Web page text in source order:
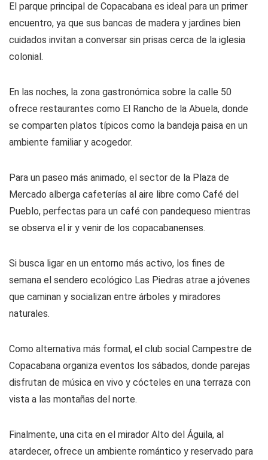
El parque principal de Copacabana es ideal para un primer
encuentro, ya que sus bancas de madera y jardines bien
cuidados invitan a conversar sin prisas cerca de la iglesia
colonial.
En las noches, la zona gastronómica sobre la calle 50
ofrece restaurantes como El Rancho de la Abuela, donde
se comparten platos típicos como la bandeja paisa en un
ambiente familiar y acogedor.
Para un paseo más animado, el sector de la Plaza de
Mercado alberga cafeterías al aire libre como Café del
Pueblo, perfectas para un café con pandequeso mientras
se observa el ir y venir de los copacabanenses.
Si busca ligar en un entorno más activo, los fines de
semana el sendero ecológico Las Piedras atrae a jóvenes
que caminan y socializan entre árboles y miradores
naturales.
Como alternativa más formal, el club social Campestre de
Copacabana organiza eventos los sábados, donde parejas
disfrutan de música en vivo y cócteles en una terraza con
vista a las montañas del norte.
Finalmente, una cita en el mirador Alto del Águila, al
atardecer, ofrece un ambiente romántico y reservado para